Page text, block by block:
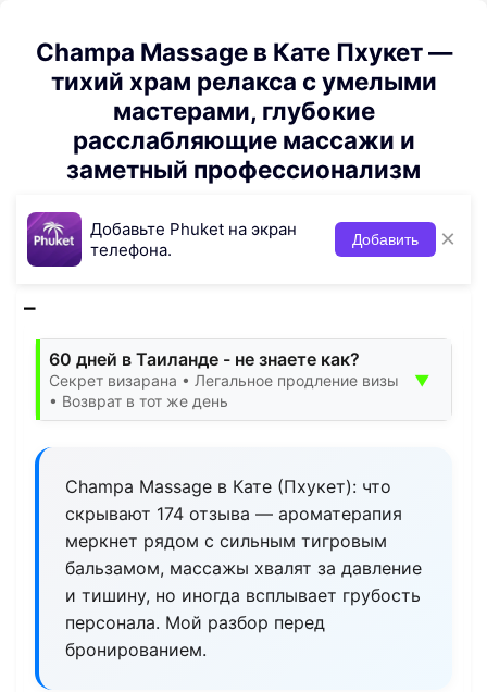
Champa Massage в Кате Пхукет —
тихий храм релакса с умелыми
мастерами, глубокие
расслабляющие массажи и
заметный профессионализм
Добавьте Phuket на экран
телефона.
Добавить ×
60 дней в Таиланде - не знаете как?
Секрет визарана • Легальное продление визы
• Возврат в тот же день
▼
Champa Massage в Кате (Пхукет): что
скрывают 174 отзыва — ароматерапия
меркнет рядом с сильным тигровым
бальзамом, массажы хвалят за давление
и тишину, но иногда всплывает грубость
персонала. Мой разбор перед
бронированием.